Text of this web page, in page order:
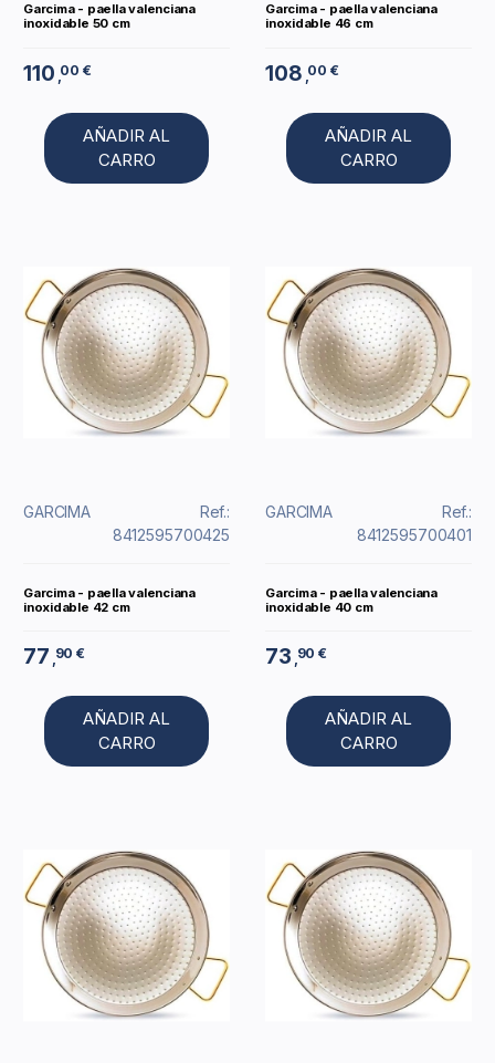
Garcima - paella valenciana
inoxidable 50 cm
110 ,00 €
AÑADIR AL
CARRO
Garcima - paella valenciana
inoxidable 46 cm
108 ,00 €
AÑADIR AL
CARRO
GARCIMA
Ref.:
8412595700425
Garcima - paella valenciana
inoxidable 42 cm
77 ,90 €
AÑADIR AL
CARRO
GARCIMA
Ref.:
8412595700401
Garcima - paella valenciana
inoxidable 40 cm
73 ,90 €
AÑADIR AL
CARRO